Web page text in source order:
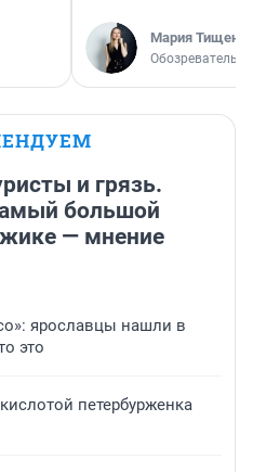
Мария Тищенко
Обозреватель
и грязь.
большой
— мнение
ярославцы нашли в
это
петербурженка